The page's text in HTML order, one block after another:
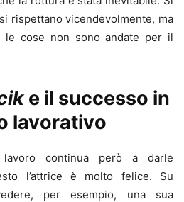
rispettano vicendevolmente, ma
le cose non sono andate per il
e il successo in
lavorativo
continua però a darle
l’attrice è molto felice. Su
per esempio, una sua